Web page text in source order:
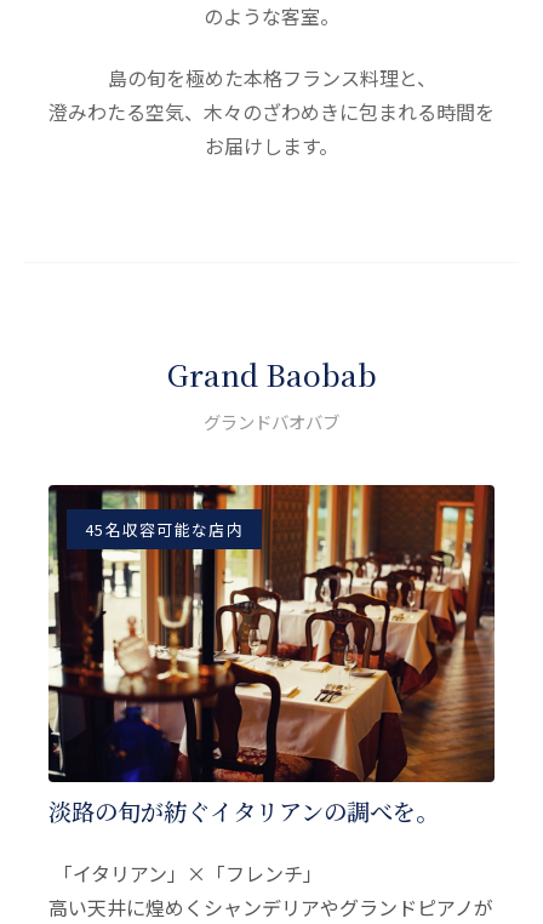
のような客室。
島の旬を極めた本格フランス料理と、
澄みわたる空気、木々のざわめきに包まれる時間を
お届けします。
Grand Baobab
グランドバオバブ
45名収容可能な店内
淡路の旬が紡ぐイタリアンの調べを。
「イタリアン」×「フレンチ」
高い天井に煌めくシャンデリアやグランドピアノが